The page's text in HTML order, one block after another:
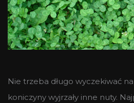
Nie trzeba długo wyczekiwać
koniczyny wyjrzały inne nuty.